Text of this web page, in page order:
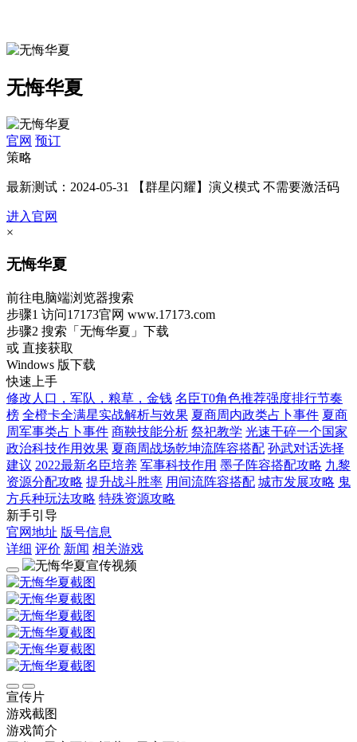
无悔华夏
官网 预订
策略
最新测试：2024-05-31 【群星闪耀】演义模式 不需要激活码
进入官网
×
无悔华夏
前往电脑端浏览器搜索
步骤1 访问17173官网 www.17173.com
步骤2 搜索 「无悔华夏」 下载
或 直接获取
Windows 版下载
快速上手
修改人口，军队，粮草，金钱 名臣T0角色推荐强度排行节奏
榜 全橙卡全满星实战解析与效果 夏商周内政类占卜事件 夏商
周军事类占卜事件 商鞅技能分析 祭祀教学 光速干碎一个国家
政治科技作用效果 夏商周战场乾坤流阵容搭配 孙武对话选择
建议 2022最新名臣培养 军事科技作用 墨子阵容搭配攻略 九黎
资源分配攻略 提升战斗胜率 用间流阵容搭配 城市发展攻略 鬼
方兵种玩法攻略 特殊资源攻略
新手引导
官网地址 版号信息
详细 评价 新闻 相关游戏
宣传片
游戏截图
游戏简介